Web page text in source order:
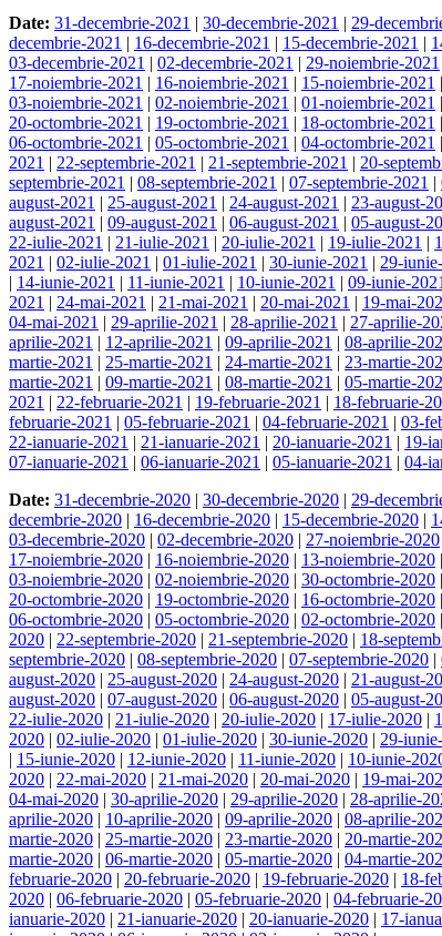
Date: 31-decembrie-2021 | 30-decembrie-2021 | 29-
decembrie-2021 | 16-decembrie-2021 | 15-decembrie-2021 |
03-decembrie-2021 | 02-decembrie-2021 | 29-noiembrie-2021
17-noiembrie-2021 | 16-noiembrie-2021 | 15-noiembrie-2021 |
03-noiembrie-2021 | 02-noiembrie-2021 | 01-noiembrie-2021 |
20-octombrie-2021 | 19-octombrie-2021 | 18-octombrie-2021 |
06-octombrie-2021 | 05-octombrie-2021 | 04-octombrie-2021 |
2021 | 22-septembrie-2021 | 21-septembrie-2021 | 20-
septembrie-2021 | 08-septembrie-2021 | 07-septembrie-2021 |
august-2021 | 25-august-2021 | 24-august-2021 | 23-august-
august-2021 | 09-august-2021 | 06-august-2021 | 05-august-
22-iulie-2021 | 21-iulie-2021 | 20-iulie-2021 | 19-iulie-2021 |
2021 | 02-iulie-2021 | 01-iulie-2021 | 30-iunie-2021 | 29-
| 14-iunie-2021 | 11-iunie-2021 | 10-iunie-2021 | 09-iunie-2021
2021 | 24-mai-2021 | 21-mai-2021 | 20-mai-2021 | 19-mai-
04-mai-2021 | 29-aprilie-2021 | 28-aprilie-2021 | 27-aprilie-
aprilie-2021 | 12-aprilie-2021 | 09-aprilie-2021 | 08-aprilie-
martie-2021 | 25-martie-2021 | 24-martie-2021 | 23-martie-
martie-2021 | 09-martie-2021 | 08-martie-2021 | 05-martie-
2021 | 22-februarie-2021 | 19-februarie-2021 | 18-februarie-
februarie-2021 | 05-februarie-2021 | 04-februarie-2021 | 03-
22-ianuarie-2021 | 21-ianuarie-2021 | 20-ianuarie-2021 | 19-
07-ianuarie-2021 | 06-ianuarie-2021 | 05-ianuarie-2021 | 04-
Date: 31-decembrie-2020 | 30-decembrie-2020 | 29-
decembrie-2020 | 16-decembrie-2020 | 15-decembrie-2020 |
03-decembrie-2020 | 02-decembrie-2020 | 27-noiembrie-2020
17-noiembrie-2020 | 16-noiembrie-2020 | 13-noiembrie-2020 |
03-noiembrie-2020 | 02-noiembrie-2020 | 30-octombrie-2020 |
20-octombrie-2020 | 19-octombrie-2020 | 16-octombrie-2020 |
06-octombrie-2020 | 05-octombrie-2020 | 02-octombrie-2020 |
2020 | 22-septembrie-2020 | 21-septembrie-2020 | 18-
septembrie-2020 | 08-septembrie-2020 | 07-septembrie-2020 |
august-2020 | 25-august-2020 | 24-august-2020 | 21-august-
august-2020 | 07-august-2020 | 06-august-2020 | 05-august-
22-iulie-2020 | 21-iulie-2020 | 20-iulie-2020 | 17-iulie-2020 |
2020 | 02-iulie-2020 | 01-iulie-2020 | 30-iunie-2020 | 29-
| 15-iunie-2020 | 12-iunie-2020 | 11-iunie-2020 | 10-iunie-
2020 | 22-mai-2020 | 21-mai-2020 | 20-mai-2020 | 19-mai-
04-mai-2020 | 30-aprilie-2020 | 29-aprilie-2020 | 28-aprilie-
aprilie-2020 | 10-aprilie-2020 | 09-aprilie-2020 | 08-aprilie-
martie-2020 | 25-martie-2020 | 23-martie-2020 | 20-martie-
martie-2020 | 06-martie-2020 | 05-martie-2020 | 04-martie-
februarie-2020 | 20-februarie-2020 | 19-februarie-2020 | 18-
2020 | 06-februarie-2020 | 05-februarie-2020 | 04-februarie-
ianuarie-2020 | 21-ianuarie-2020 | 20-ianuarie-2020 | 17-